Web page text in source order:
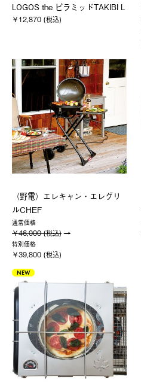
LOGOS the ピラミッドTAKIBI L
￥12,870 (税込)
（野電）エレキャン・エレグリ
ルCHEF
通常価格
￥46,000 (税込)
特別価格
￥39,800 (税込)
NEW